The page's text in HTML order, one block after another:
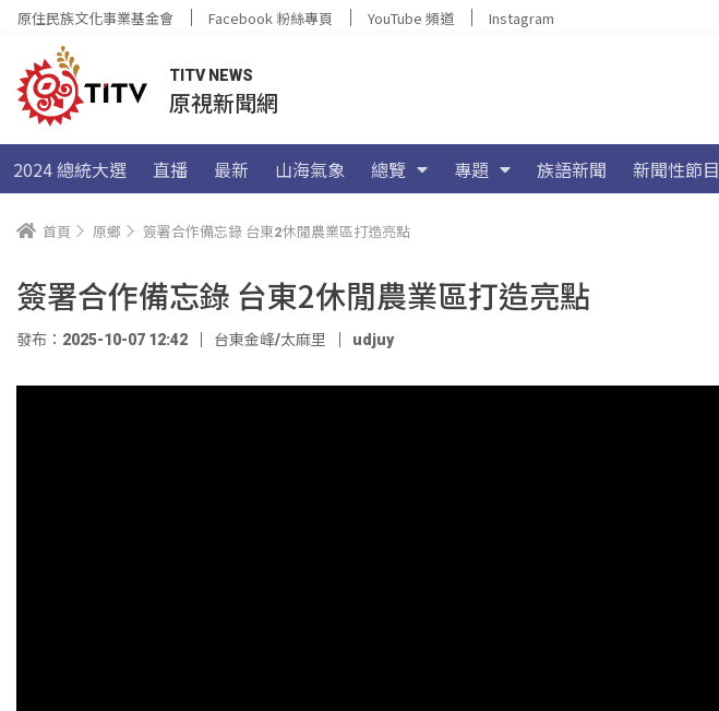
原住民族文化事業基金會 Facebook 粉絲專頁 YouTube 頻道 Instagram
TITV NEWS
原視新聞網
2024 總統大選 直播 最新 山海氣象 總覽 專題 族語新聞 新聞性節目
首頁 原鄉 簽署合作備忘錄 台東2休閒農業區打造亮點
簽署合作備忘錄 台東2休閒農業區打造亮點
發布：2025-10-07 12:42 台東金峰/太麻里 udjuy